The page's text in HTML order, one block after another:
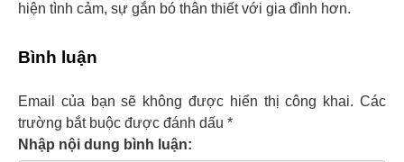
hiện tình cảm, sự gắn bó thân thiết với gia đình hơn.
Bình luận
Email của bạn sẽ không được hiển thị công khai. Các
trường bắt buộc được đánh dấu *
Nhập nội dung bình luận: